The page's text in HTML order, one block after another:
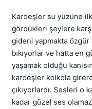
Kardeşler su yüzüne
gördükleri şeylere
gideni yapmakta özgür
bıkıyorlar ve hatta en
yaşamak olduğu
kardeşler kolkola
çıkıyorlardı. Sesleri o
kadar güzel ses